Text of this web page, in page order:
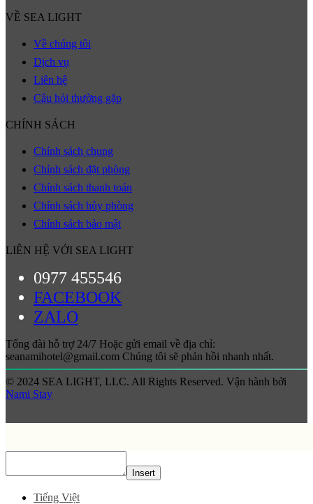
VỀ SEA LIGHT
Về chúng tôi
Dịch vụ
Liên hệ
Câu hỏi thường gặp
CHÍNH SÁCH
Chính sách chung
Chính sách đặt phòng
Chính sách thanh toán
Chính sách hủy phòng
Chính sách bảo mật
LIÊN HỆ VỚI SEA LIGHT
0977 455546
FACEBOOK
ZALO
Tổng đài hỗ trợ 24/7 Hoặc gửi email về địa chỉ:
seanamihotel@gmail.com Chúng tôi sẽ phản hồi nhanh nhất.
© 2024 SEA LIGHT, LLC. All Rights Reserved. Vận hành bởi
Nami Stay
Insert
Tiếng Việt